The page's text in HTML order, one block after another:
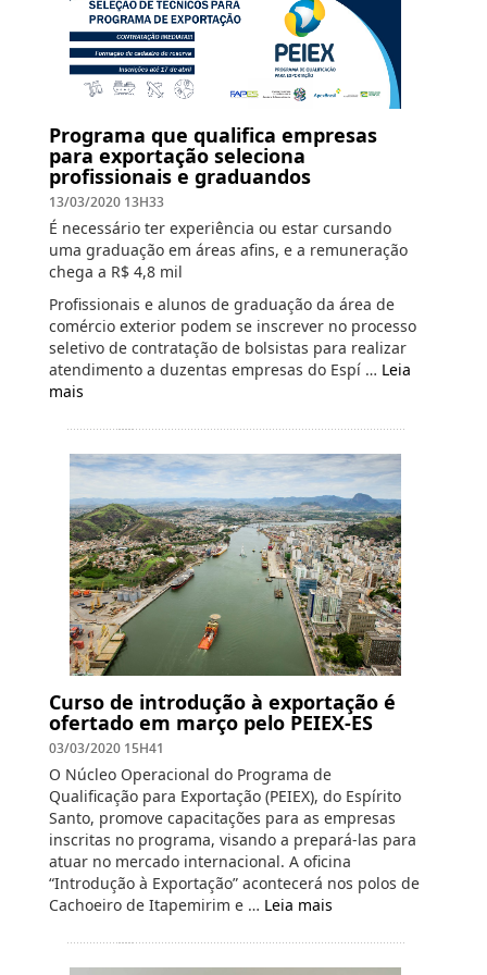
Programa que qualifica empresas
para exportação seleciona
profissionais e graduandos
13/03/2020 13H33
É necessário ter experiência ou estar cursando
uma graduação em áreas afins, e a remuneração
chega a R$ 4,8 mil
Profissionais e alunos de graduação da área de
comércio exterior podem se inscrever no processo
seletivo de contratação de bolsistas para realizar
atendimento a duzentas empresas do Espí … Leia
mais
Curso de introdução à exportação é
ofertado em março pelo PEIEX-ES
03/03/2020 15H41
O Núcleo Operacional do Programa de
Qualificação para Exportação (PEIEX), do Espírito
Santo, promove capacitações para as empresas
inscritas no programa, visando a prepará-las para
atuar no mercado internacional. A oficina
“Introdução à Exportação” acontecerá nos polos de
Cachoeiro de Itapemirim e … Leia mais